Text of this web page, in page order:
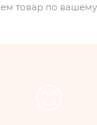
товар по